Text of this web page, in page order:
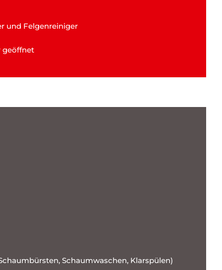
und Felgenreiniger
geöffnet
Schaumwaschen, Klarspülen)